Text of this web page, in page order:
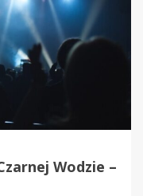
Wodzie –